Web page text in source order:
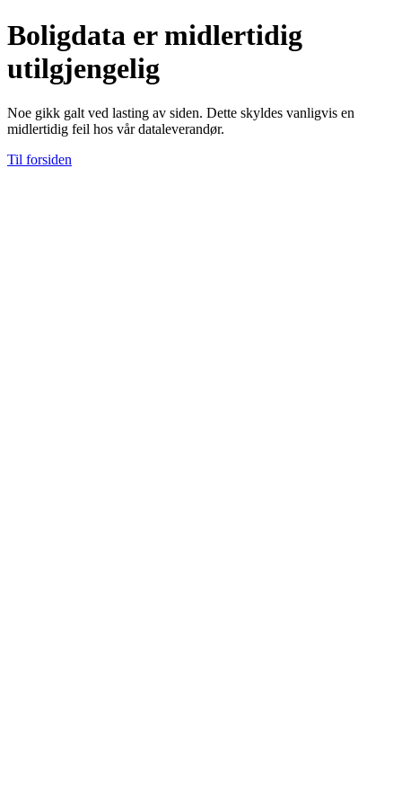
Boligdata er midlertidig
utilgjengelig
Noe gikk galt ved lasting av siden. Dette skyldes vanligvis en
midlertidig feil hos vår dataleverandør.
Til forsiden